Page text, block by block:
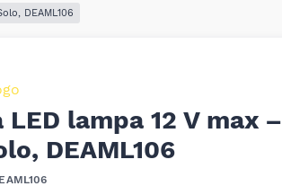
DEAML106
lampa 12 V max –
DEAML106